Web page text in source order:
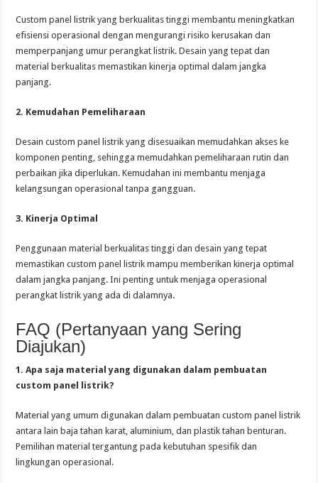
Custom panel listrik yang berkualitas tinggi membantu meningkatkan
efisiensi operasional dengan mengurangi risiko kerusakan dan
memperpanjang umur perangkat listrik. Desain yang tepat dan
material berkualitas memastikan kinerja optimal dalam jangka
panjang.
2. Kemudahan Pemeliharaan
Desain custom panel listrik yang disesuaikan memudahkan akses ke
komponen penting, sehingga memudahkan pemeliharaan rutin dan
perbaikan jika diperlukan. Kemudahan ini membantu menjaga
kelangsungan operasional tanpa gangguan.
3. Kinerja Optimal
Penggunaan material berkualitas tinggi dan desain yang tepat
memastikan custom panel listrik mampu memberikan kinerja optimal
dalam jangka panjang. Ini penting untuk menjaga operasional
perangkat listrik yang ada di dalamnya.
FAQ (Pertanyaan yang Sering
Diajukan)
1. Apa saja material yang digunakan dalam pembuatan
custom panel listrik?
Material yang umum digunakan dalam pembuatan custom panel listrik
antara lain baja tahan karat, aluminium, dan plastik tahan benturan.
Pemilihan material tergantung pada kebutuhan spesifik dan
lingkungan operasional.